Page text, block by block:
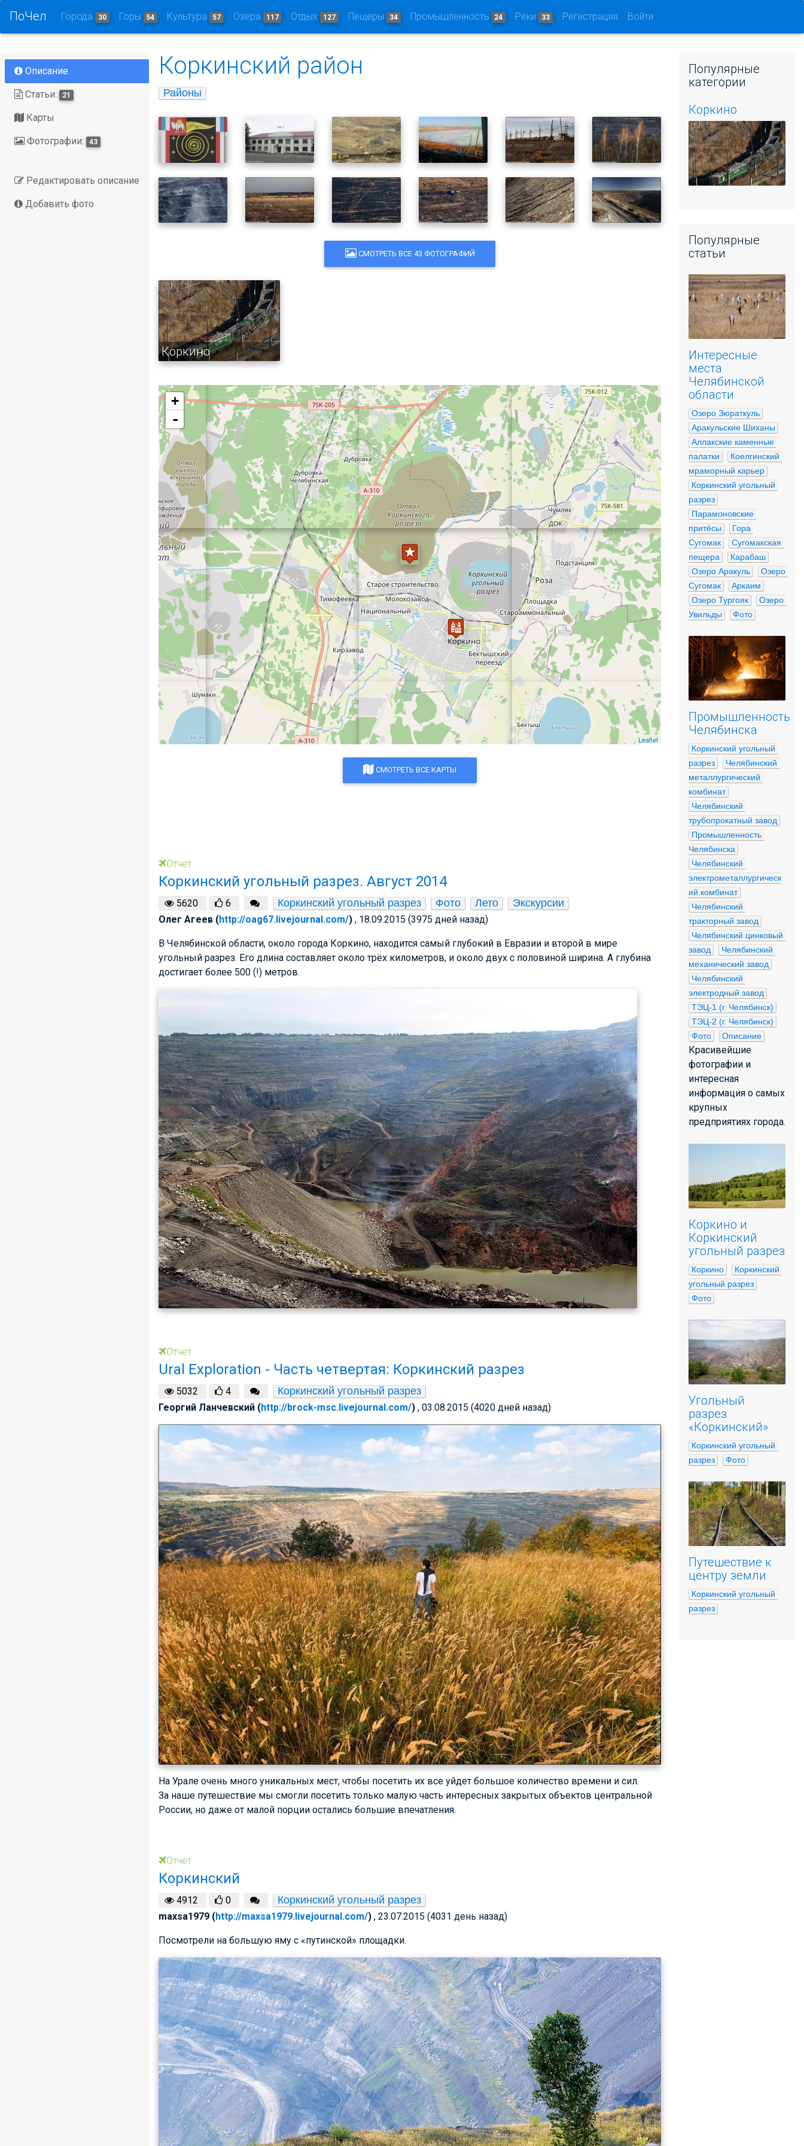
ПоЧел Города 30 Горы 54 Культура 57 Озера 117 Отдых 127 Пещеры 34 Промышленность 24 Реки 33 Регистрация Войти
Описание
Статьи: 21
Карты
Фотографии: 43
Редактировать описание
Добавить фото
Коркинский район
Районы
СМОТРЕТЬ ВСЕ 43 ФОТОГРАФИЙ
Коркино
+
-
Leaflet
СМОТРЕТЬ ВСЕ КАРТЫ
Отчет
Коркинский угольный разрез. Август 2014
5620 6 Коркинский угольный разрез Фото Лето Экскурсии
Олег Агеев (http://oag67.livejournal.com/) , 18.09.2015 (3975 дней назад)
В Челябинской области, около города Коркино, находится самый глубокий в Евразии и второй в мире
угольный разрез. Его длина составляет около трёх километров, и около двух с половиной ширина. А глубина
достигает более 500 (!) метров.
Отчет
Ural Exploration - Часть четвертая: Коркинский разрез
5032 4 Коркинский угольный разрез
Георгий Ланчевский (http://brock-msc.livejournal.com/) , 03.08.2015 (4020 дней назад)
На Урале очень много уникальных мест, чтобы посетить их все уйдет большое количество времени и сил.
За наше путешествие мы смогли посетить только малую часть интересных закрытых объектов центральной
России, но даже от малой порции остались большие впечатления.
Отчет
Коркинский
4912 0 Коркинский угольный разрез
maxsa1979 (http://maxsa1979.livejournal.com/) , 23.07.2015 (4031 день назад)
Посмотрели на большую яму с «путинской» площадки.
Популярные
категории
Коркино
Популярные
статьи
Интересные
места
Челябинской
области
Озеро Зюраткуль
Аракульские Шиханы
Аллакские каменные
палатки
Коелгинский
мраморный карьер
Коркинский угольный
разрез
Парамоновские
притёсы
Гора
Сугомак
Сугомакская
пещера
Карабаш
Озеро Аракуль
Озеро
Сугомак
Аркаим
Озеро Тургояк
Озеро
Увильды
Фото
Промышленность
Челябинска
Коркинский угольный
разрез
Челябинский
металлургический
комбинат
Челябинский
трубопрокатный завод
Промышленность
Челябинска
Челябинский
электрометаллургическ
ий комбинат
Челябинский
тракторный завод
Челябинский цинковый
завод
Челябинский
механический завод
Челябинский
электродный завод
ТЭЦ-1 (г. Челябинск)
ТЭЦ-2 (г. Челябинск)
Фото
Описание
Красивейшие
фотографии и
интересная
информация о самых
крупных
предприятиях города.
Коркино и
Коркинский
угольный разрез
Коркино
Коркинский
угольный разрез
Фото
Угольный
разрез
«Коркинский»
Коркинский угольный
разрез
Фото
Путешествие к
центру земли
Коркинский угольный
разрез